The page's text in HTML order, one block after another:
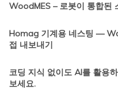
WoodMES – 로봇이 통합된
Homag 기계용 네스팅 —
접 내보내기
코딩 지식 없이도 AI를 활용
보세요.